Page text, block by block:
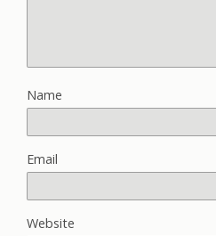
Name
Email
Website